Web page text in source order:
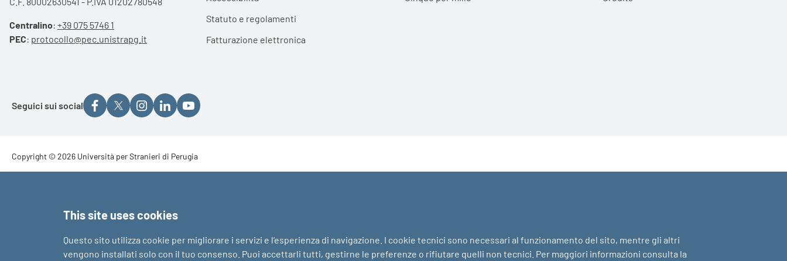
Centralino: +39 075 5746 1
PEC: protocollo@pec.unistrapg.it
Statuto e regolamenti
Fatturazione elettronica
Seguici sui social
Footer - Copyright
Copyright © 2026 Università per Stranieri di Perugia
This site uses cookies
Questo sito utilizza cookie per migliorare i servizi e l’esperienza di navigazione. I cookie tecnici sono necessari al funzionamento del sito, mentre gli altri
vengono installati solo con il tuo consenso. Puoi accettarli tutti, gestirne le preferenze o rifiutare quelli non tecnici. Per maggiori informazioni consulta la